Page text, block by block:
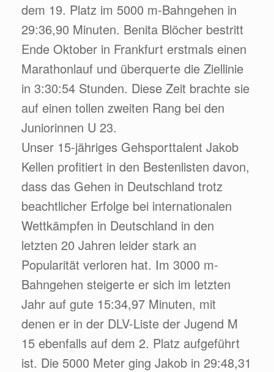
dem 19. Platz im 5000 m-Bahngehen in
29:36,90 Minuten. Benita Blöcher bestritt
Ende Oktober in Frankfurt erstmals einen
Marathonlauf und überquerte die Ziellinie
in 3:30:54 Stunden. Diese Zeit brachte sie
auf einen tollen zweiten Rang bei den
Juniorinnen U 23.
Unser 15-jähriges Gehsporttalent Jakob
Kellen profitiert in den Bestenlisten davon,
dass das Gehen in Deutschland trotz
beachtlicher Erfolge bei internationalen
Wettkämpfen in Deutschland in den
letzten 20 Jahren leider stark an
Popularität verloren hat. Im 3000 m-
Bahngehen steigerte er sich im letzten
Jahr auf gute 15:34,97 Minuten, mit
denen er in der DLV-Liste der Jugend M
15 ebenfalls auf dem 2. Platz aufgeführt
ist. Die 5000 Meter ging Jakob in 29:48,31